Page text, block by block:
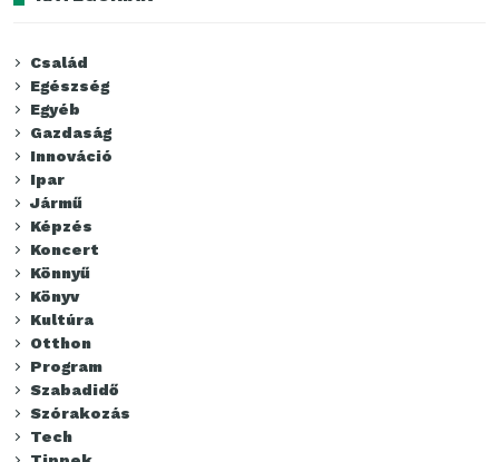
Család
Egészség
Egyéb
Gazdaság
Innováció
Ipar
Jármű
Képzés
Koncert
Könnyű
Könyv
Kultúra
Otthon
Program
Szabadidő
Szórakozás
Tech